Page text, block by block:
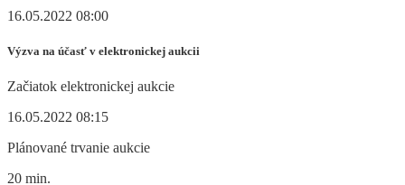
16.05.2022 08:00
Výzva na účasť v elektronickej aukcii
Začiatok elektronickej aukcie
16.05.2022 08:15
Plánované trvanie aukcie
20 min.